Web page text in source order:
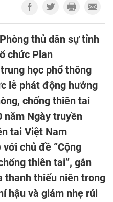
thủ dân sự tỉnh
chức Plan
học phổ thông
lễ phát động hưởng
chống thiên tai
năm Ngày truyền
tai Việt Nam
chủ đề “Cộng
thiên tai”, gắn
thanh thiếu niên trong
hậu và giảm nhẹ rủi